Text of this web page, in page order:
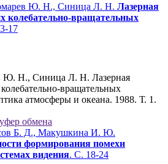
Ю. Н., Синица Л. Н. Лазерная
колебательно-вращательных
17
Ю. Н., Синица Л. Н. Лазерная
вращательных
атмосферы и океана. 1988. Т. 1.
обмена
Б. Д., Макушкина И. Ю.
формирования помехи
видения. С. 18-24